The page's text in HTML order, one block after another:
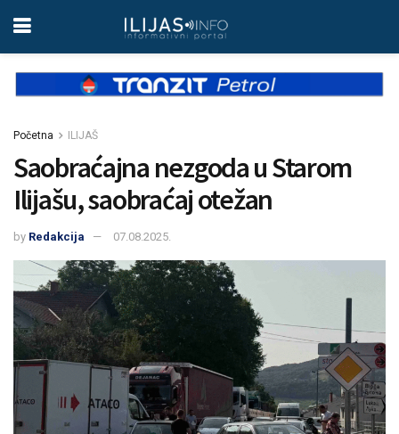
Početna ILIJAŠ
Saobraćajna nezgoda u Starom
Ilijašu, saobraćaj otežan
by Redakcija 07.08.2025.